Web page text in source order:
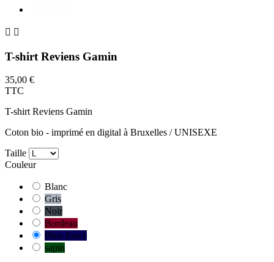
 
T-shirt Reviens Gamin
35,00 €
TTC
T-shirt Reviens Gamin
Coton bio - imprimé en digital à Bruxelles / UNISEXE
Taille
Couleur
Blanc
Gris
Noir
Bordeau
Bleu foncé
sapin